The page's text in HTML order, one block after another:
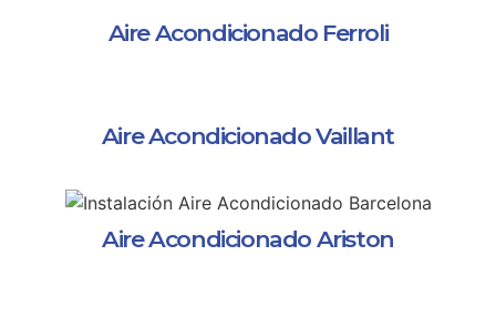
Aire Acondicionado Ferroli
Aire Acondicionado Vaillant
Aire Acondicionado Ariston